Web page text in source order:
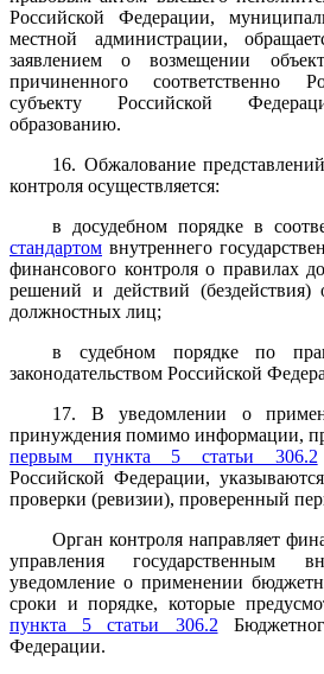
Российской Федерации,
местной администрации,
заявлением о возмещении
причиненного соответственно
субъекту Российской
образованию.
16. Обжалование
контроля осуществляется:
в досудебном порядке в
стандартом внутреннего
финансового контроля о правилах
решений и действий (бездействия)
должностных лиц;
в судебном порядке по
законодательством Российской
17. В уведомлении о
принуждения помимо информации,
первым пункта 5 статьи 306.2
Российской Федерации,
проверки (ревизии), проверенный
Орган контроля направляет
управления государственным
уведомление о применении
сроки и порядке, которые
пункта 5 статьи 306.2
Федерации.